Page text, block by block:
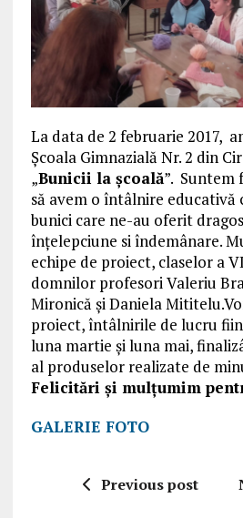
La data de 2 februarie 2017,
Școala Gimnazială Nr. 2 din
„Bunicii la școală”. Suntem
să avem o întâlnire educativă
bunici care ne-au oferit
înțelepciune si îndemânare.
echipe de proiect, claselor a
domnilor profesori Valeriu
Mironică și Daniela
proiect, întâlnirile de lucru
luna martie și luna mai,
al produselor realizate de
Felicitări și mulțumim
GALERIE FOTO
Previous post